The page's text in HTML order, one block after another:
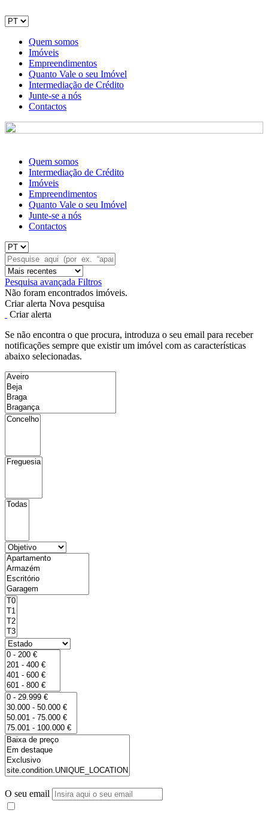
Quem somos
Imóveis
Empreendimentos
Quanto Vale o seu Imóvel
Intermediação de Crédito
Junte-se a nós
Contactos
Quem somos
Intermediação de Crédito
Imóveis
Empreendimentos
Quanto Vale o seu Imóvel
Junte-se a nós
Contactos
Pesquisa avançada Filtros
Não foram encontrados imóveis.
Criar alerta Nova pesquisa
Criar alerta
Se não encontra o que procura, introduza o seu email para receber
notificações sempre que existir um imóvel com as características
abaixo selecionadas.
O seu email